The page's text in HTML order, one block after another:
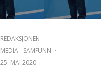
REDAKSJONEN ·
MEDIA
SAMFUNN ·
25. MAI 2020